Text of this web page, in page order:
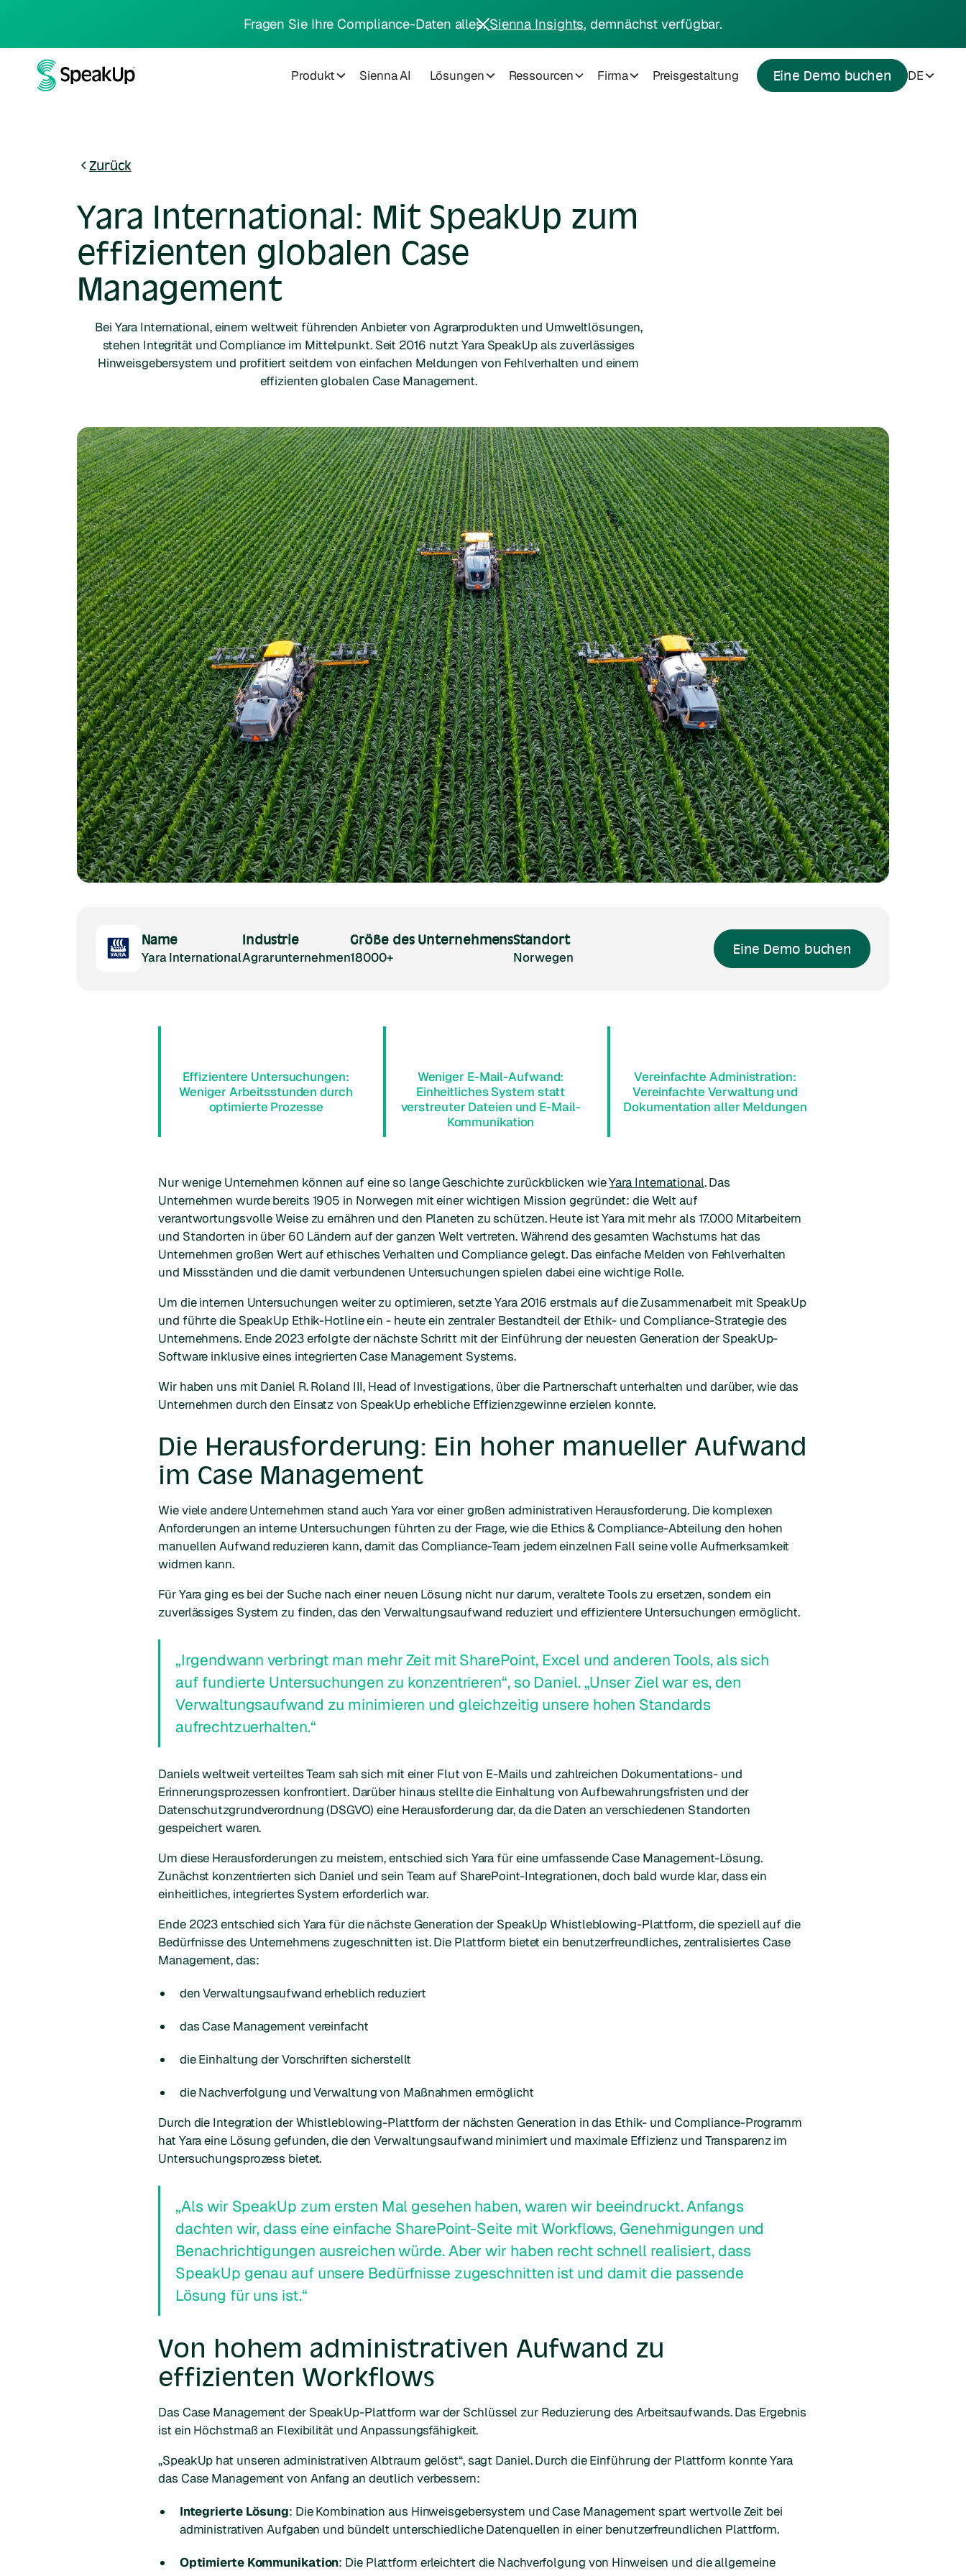
Fragen Sie Ihre Compliance-Daten alles.Sienna Insights, demnächst verfügbar.
Produkt Sienna AI Lösungen Ressourcen Firma Preisgestaltung Eine Demo buchen DE
Zurück
Yara International: Mit SpeakUp zum
effizienten globalen Case
Management
Bei Yara International, einem weltweit führenden Anbieter von Agrarprodukten und Umweltlösungen,
stehen Integrität und Compliance im Mittelpunkt. Seit 2016 nutzt Yara SpeakUp als zuverlässiges
Hinweisgebersystem und profitiert seitdem von einfachen Meldungen von Fehlverhalten und einem
effizienten globalen Case Management.
Name
Yara International
Industrie
Agrarunternehmen
Größe des Unternehmens
18000+
Standort
Norwegen
Eine Demo buchen
Effizientere Untersuchungen:
Weniger Arbeitsstunden durch
optimierte Prozesse
Weniger E-Mail-Aufwand:
Einheitliches System statt
verstreuter Dateien und E-Mail-
Kommunikation
Vereinfachte Administration:
Vereinfachte Verwaltung und
Dokumentation aller Meldungen
Nur wenige Unternehmen können auf eine so lange Geschichte zurückblicken wieYara International. Das
Unternehmen wurde bereits 1905 in Norwegen mit einer wichtigen Mission gegründet: die Welt auf
verantwortungsvolle Weise zu ernähren und den Planeten zu schützen. Heute ist Yara mit mehr als 17.000 Mitarbeitern
und Standorten in über 60 Ländern auf der ganzen Welt vertreten. Während des gesamten Wachstums hat das
Unternehmen großen Wert auf ethisches Verhalten und Compliance gelegt. Das einfache Melden von Fehlverhalten
und Missständen und die damit verbundenen Untersuchungen spielen dabei eine wichtige Rolle.
Um die internen Untersuchungen weiter zu optimieren, setzte Yara 2016 erstmals auf die Zusammenarbeit mit SpeakUp
und führte die SpeakUp Ethik-Hotline ein - heute ein zentraler Bestandteil der Ethik- und Compliance-Strategie des
Unternehmens. Ende 2023 erfolgte der nächste Schritt mit der Einführung der neuesten Generation der SpeakUp-
Software inklusive eines integrierten Case Management Systems.
Wir haben uns mit Daniel R. Roland III, Head of Investigations, über die Partnerschaft unterhalten und darüber, wie das
Unternehmen durch den Einsatz von SpeakUp erhebliche Effizienzgewinne erzielen konnte.
Die Herausforderung: Ein hoher manueller Aufwand
im Case Management
Wie viele andere Unternehmen stand auch Yara vor einer großen administrativen Herausforderung. Die komplexen
Anforderungen an interne Untersuchungen führten zu der Frage, wie die Ethics & Compliance-Abteilung den hohen
manuellen Aufwand reduzieren kann, damit das Compliance-Team jedem einzelnen Fall seine volle Aufmerksamkeit
widmen kann.
Für Yara ging es bei der Suche nach einer neuen Lösung nicht nur darum, veraltete Tools zu ersetzen, sondern ein
zuverlässiges System zu finden, das den Verwaltungsaufwand reduziert und effizientere Untersuchungen ermöglicht.
„Irgendwann verbringt man mehr Zeit mit SharePoint, Excel und anderen Tools, als sich
auf fundierte Untersuchungen zu konzentrieren“, so Daniel. „Unser Ziel war es, den
Verwaltungsaufwand zu minimieren und gleichzeitig unsere hohen Standards
aufrechtzuerhalten.“
Daniels weltweit verteiltes Team sah sich mit einer Flut von E-Mails und zahlreichen Dokumentations- und
Erinnerungsprozessen konfrontiert. Darüber hinaus stellte die Einhaltung von Aufbewahrungsfristen und der
Datenschutzgrundverordnung (DSGVO) eine Herausforderung dar, da die Daten an verschiedenen Standorten
gespeichert waren.
Um diese Herausforderungen zu meistern, entschied sich Yara für eine umfassende Case Management-Lösung.
Zunächst konzentrierten sich Daniel und sein Team auf SharePoint-Integrationen, doch bald wurde klar, dass ein
einheitliches, integriertes System erforderlich war.
Ende 2023 entschied sich Yara für die nächste Generation der SpeakUp Whistleblowing-Plattform, die speziell auf die
Bedürfnisse des Unternehmens zugeschnitten ist. Die Plattform bietet ein benutzerfreundliches, zentralisiertes Case
Management, das:
den Verwaltungsaufwand erheblich reduziert
das Case Management vereinfacht
die Einhaltung der Vorschriften sicherstellt
die Nachverfolgung und Verwaltung von Maßnahmen ermöglicht
Durch die Integration der Whistleblowing-Plattform der nächsten Generation in das Ethik- und Compliance-Programm
hat Yara eine Lösung gefunden, die den Verwaltungsaufwand minimiert und maximale Effizienz und Transparenz im
Untersuchungsprozess bietet.
„Als wir SpeakUp zum ersten Mal gesehen haben, waren wir beeindruckt. Anfangs
dachten wir, dass eine einfache SharePoint-Seite mit Workflows, Genehmigungen und
Benachrichtigungen ausreichen würde. Aber wir haben recht schnell realisiert, dass
SpeakUp genau auf unsere Bedürfnisse zugeschnitten ist und damit die passende
Lösung für uns ist.“
Von hohem administrativen Aufwand zu
effizienten Workflows
Das Case Management der SpeakUp-Plattform war der Schlüssel zur Reduzierung des Arbeitsaufwands. Das Ergebnis
ist ein Höchstmaß an Flexibilität und Anpassungsfähigkeit.
„SpeakUp hat unseren administrativen Albtraum gelöst“, sagt Daniel. Durch die Einführung der Plattform konnte Yara
das Case Management von Anfang an deutlich verbessern:
Integrierte Lösung: Die Kombination aus Hinweisgebersystem und Case Management spart wertvolle Zeit bei
administrativen Aufgaben und bündelt unterschiedliche Datenquellen in einer benutzerfreundlichen Plattform.
Optimierte Kommunikation: Die Plattform erleichtert die Nachverfolgung von Hinweisen und die allgemeine